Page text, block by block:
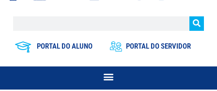
PORTAL DO ALUNO PORTAL DO SERVIDOR